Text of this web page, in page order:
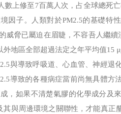
上修至7百萬人次，占全球總死
因子。人類對於PM2.5的基礎特
威脅已屬迫在眉睫，不容吾人繼續
地區全部超過法定之年平均值15
與導致呼吸道、心血管、神經退
導致的各種病症當前尚無具體方
，如果不清楚氣膠的化學成分及
與周邊環境之關聯性，才能真正